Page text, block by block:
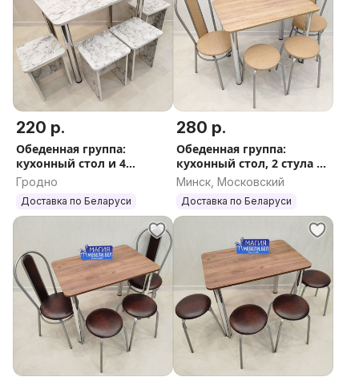
220 р.
Обеденная группа:
кухонный стол и 4
табурета Доставка по РБ
Гродно
Доставка по Беларуси
280 р.
Обеденная группа:
кухонный стол, 2 стула со
спинкой, 2 табурета
Доставка по РБ
Минск, Московский
Доставка по Беларуси